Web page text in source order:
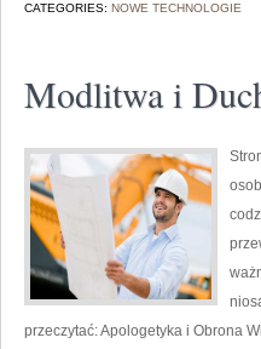
CATEGORIES: NOWE TECHNOLOGIE
Modlitwa i
przeczytać: Apologetyka i Obrona